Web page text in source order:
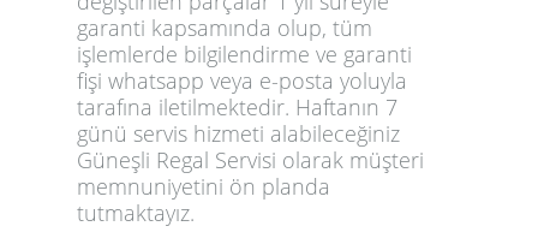
garanti kapsamında olup, tüm
işlemlerde bilgilendirme ve garanti
fişi whatsapp veya e-posta yoluyla
tarafına iletilmektedir. Haftanın 7
günü servis hizmeti alabileceğiniz
Güneşli Regal Servisi olarak müşteri
memnuniyetini ön planda
tutmaktayız.